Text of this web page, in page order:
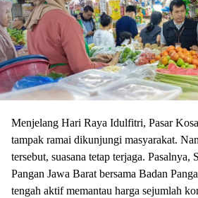
Menjelang Hari Raya Idulfitri, Pasar
tampak ramai dikunjungi masyarakat.
tersebut, suasana tetap terjaga. Pasalnya,
Pangan Jawa Barat bersama Badan
tengah aktif memantau harga sejumlah